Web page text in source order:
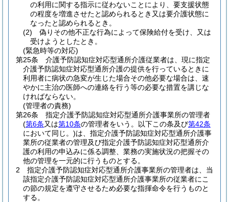
の利用に関する指示に従わないことにより、要支援状態
の程度を増進させたと認められるとき又は要介護状態に
なったと認められるとき。
(2)
偽りその他不正な行為によって保険給付を受け、又は
受けようとしたとき。
(緊急時等の対応)
第25条
介護予防認知症対応型通所介護従業者は、現に指定
介護予防認知症対応型通所介護の提供を行っているときに
利用者に病状の急変が生じた場合その他必要な場合は、速
やかに主治の医師への連絡を行う等の必要な措置を講じな
ければならない。
(管理者の責務)
第26条
指定介護予防認知症対応型通所介護事業所の管理者
(第6条又は第10条の管理者をいう。以下この条及び第42条
において同じ。)は、指定介護予防認知症対応型通所介護事
業所の従業者の管理及び指定介護予防認知症対応型通所介
護の利用の申込みに係る調整、業務の実施状況の把握その
他の管理を一元的に行うものとする。
2
指定介護予防認知症対応型通所介護事業所の管理者は、当
該指定介護予防認知症対応型通所介護事業所の従業者にこ
の節の規定を遵守させるため必要な指揮命令を行うものと
する。